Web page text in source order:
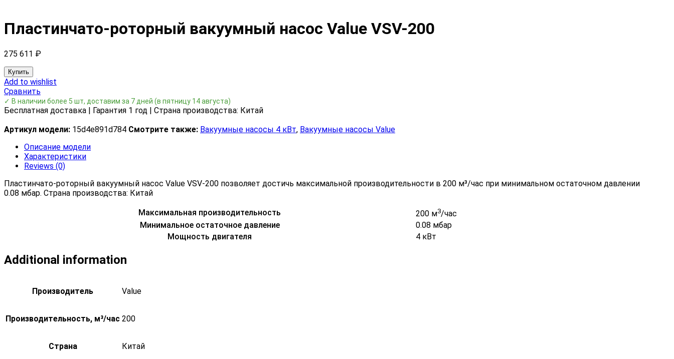
Пластинчато-роторный вакуумный насос Value VSV-200
275 611 ₽
Купить
Add to wishlist
Сравнить
✓ В наличии более 5 шт, доставим за 7 дней (в пятницу 14 августа)
Бесплатная доставка | Гарантия 1 год | Страна производства: Китай
Артикул модели: 15d4e891d784 Смотрите также: Вакуумные насосы 4 кВт, Вакуумные насосы Value
Описание модели
Характеристики
Reviews (0)
Пластинчато-роторный вакуумный насос Value VSV-200 позволяет достичь максимальной производительности в 200 м³/час при минимальном остаточном давлении
0.08 мбар. Страна производства: Китай
Максимальная производительность 200 м3/час
Минимальное остаточное давление
0.08 мбар
Мощность двигателя
4 кВт
Additional information
Производитель Value
Производительность, м³/час 200
Страна Китай